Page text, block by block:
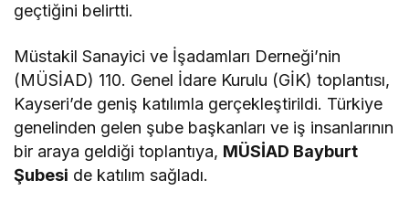
geçtiğini belirtti.
Müstakil Sanayici ve İşadamları Derneği’nin
(MÜSİAD) 110. Genel İdare Kurulu (GİK) toplantısı,
Kayseri’de geniş katılımla gerçekleştirildi. Türkiye
genelinden gelen şube başkanları ve iş insanlarının
bir araya geldiği toplantıya, MÜSİAD Bayburt
Şubesi de katılım sağladı.